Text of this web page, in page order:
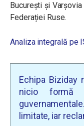
București și
Federației Ruse.
Analiza integrală pe
Echipa
nicio formă
limitate, iar